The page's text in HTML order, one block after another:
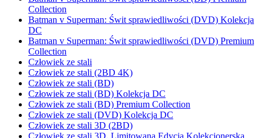
Collection
Batman v Superman: Świt sprawiedliwości (DVD) Kolekcja
DC
Batman v Superman: Świt sprawiedliwości (DVD) Premium
Collection
Człowiek ze stali
Człowiek ze stali (2BD 4K)
Człowiek ze stali (BD)
Człowiek ze stali (BD) Kolekcja DC
Człowiek ze stali (BD) Premium Collection
Człowiek ze stali (DVD) Kolekcja DC
Człowiek ze stali 3D (2BD)
Człowiek ze stali 3D. Limitowana Edycja Kolekcjonerska